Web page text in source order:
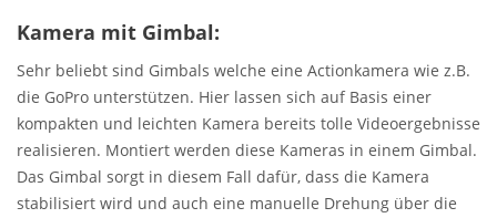
Kamera mit Gimbal:
Sehr beliebt sind Gimbals welche eine Actionkamera wie z.B.
die GoPro unterstützen. Hier lassen sich auf Basis einer
kompakten und leichten Kamera bereits tolle Videoergebnisse
realisieren. Montiert werden diese Kameras in einem Gimbal.
Das Gimbal sorgt in diesem Fall dafür, dass die Kamera
stabilisiert wird und auch eine manuelle Drehung über die